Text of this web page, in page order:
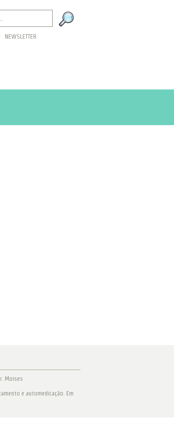
NEWSLETTER
Moises
e automedicação. Em